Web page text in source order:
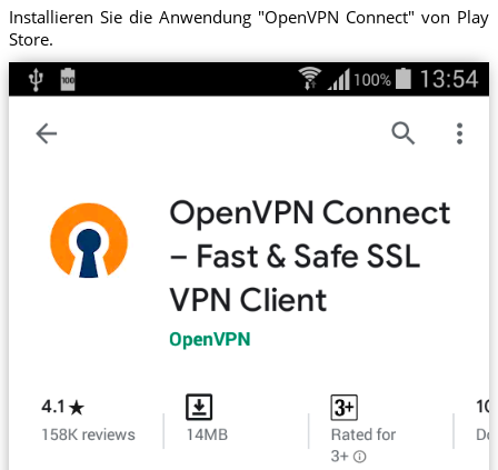
Installieren Sie die Anwendung "OpenVPN Connect" von Play
Store.